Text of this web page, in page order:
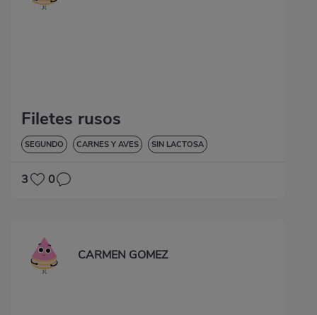
Filetes rusos
SEGUNDO CARNES Y AVES SIN LACTOSA
3 0
CARMEN GOMEZ